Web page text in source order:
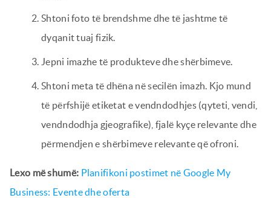
Shtoni foto të brendshme dhe të jashtme të
dyqanit tuaj fizik.
Jepni imazhe të produkteve dhe shërbimeve.
Shtoni meta të dhëna në secilën imazh. Kjo mund
të përfshijë etiketat e vendndodhjes (qyteti, vendi,
vendndodhja gjeografike), fjalë kyçe relevante dhe
përmendjen e shërbimeve relevante që ofroni.
Lexo më shumë: Planifikoni postimet në Google My
Business: Evente dhe oferta